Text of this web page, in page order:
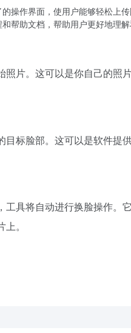
操作界面，使用户能够轻松上
帮助文档，帮助用户更好地理解
片。这可以是你自己的照
标脸部。这可以是软件提
具将自动进行换脸操作。
。